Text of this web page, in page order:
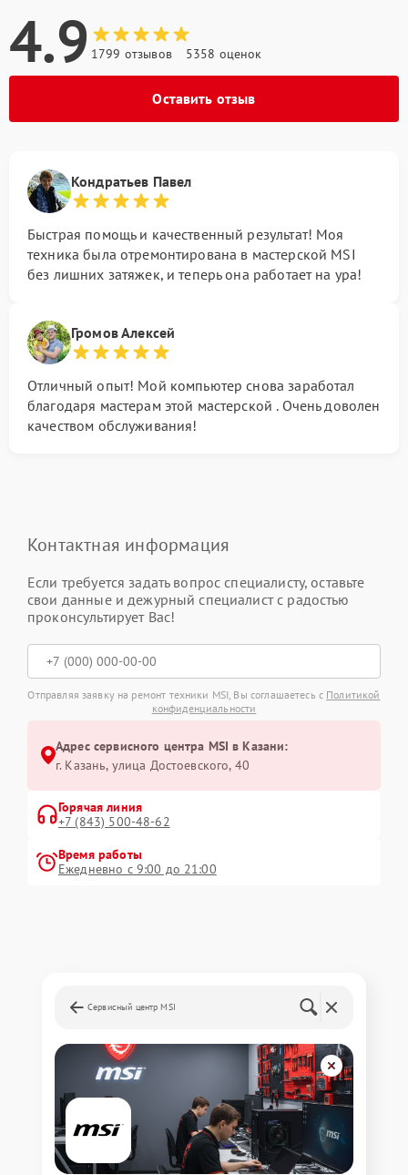
4.9 1799 отзывов 5358 оценок
Оставить отзыв
Кондратьев Павел
Быстрая помощь и качественный результат! Моя
техника была отремонтирована в мастерской MSI
без лишних затяжек, и теперь она работает на ура!
Громов Алексей
Отличный опыт! Мой компьютер снова заработал
благодаря мастерам этой мастерской . Очень доволен
качеством обслуживания!
Контактная информация
Если требуется задать вопрос специалисту, оставьте
свои данные и дежурный специалист с радостью
проконсультирует Вас!
Отправляя заявку на ремонт техники MSI, Вы соглашаетесь с Политикой
конфиденциальности
Адрес сервисного центра MSI в Казани:
г. Казань, улица Достоевского, 40
Горячая линия
+7 (843) 500-48-62
Время работы
Ежедневно с 9:00 до 21:00
Сервисный центр MSI